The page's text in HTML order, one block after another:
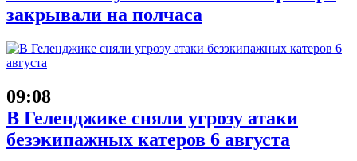
закрывали на полчаса
09:08
В Геленджике сняли угрозу атаки
безэкипажных катеров 6 августа